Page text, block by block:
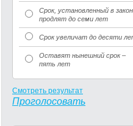
Срок, установленный в
продлят до семи лет
Срок увеличат до десяти
Оставят нынешний срок –
пять лет
Смотреть результат
Проголосовать